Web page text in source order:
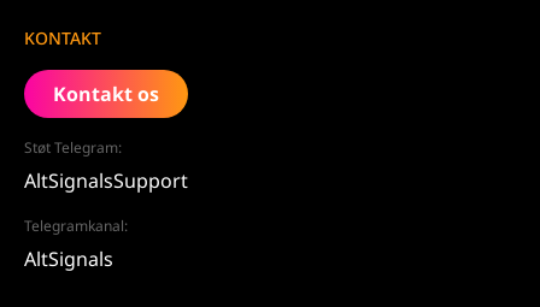
KONTAKT
Kontakt os
Støt Telegram:
AltSignalsSupport
Telegramkanal:
AltSignals